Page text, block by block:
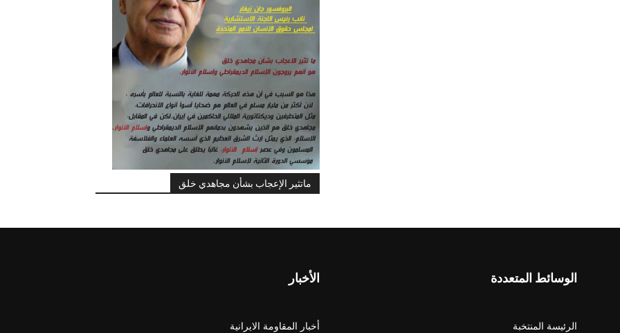
ماتثير الإعجاب بشأن مجاهدي خلق
الأخبار
أخبار المقاومة الايرانية
الوسائط المتعددة
الرئيسة المنتخبة